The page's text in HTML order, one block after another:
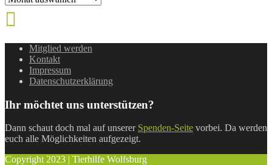
Mitglied werden
Kontakt
Impressum
Datenschutzerklärung
Ihr möchtet uns unterstützen?
Dann schaut doch mal auf unserer Spenden-Seite vorbei. Da werden
euch alle Möglichkeiten aufgezeigt.
Copyright 2023 | Tierhilfe Wolfsburg